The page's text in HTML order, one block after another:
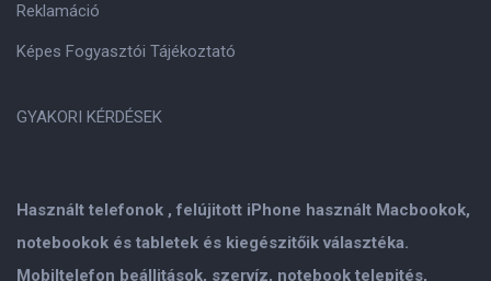
Használt telefonok , felújitott iPhone használt Macbookok,
notebookok és tabletek és kiegészitőik választéka.
Mobiltelefon beállitások, szervíz, notebook telepités,
Reklamáció
Képes Fogyasztói Tájékoztató
GYAKORI KÉRDÉSEK